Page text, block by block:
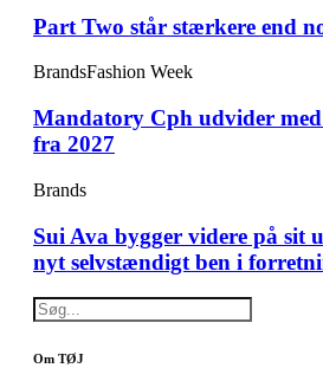
Part Two står stærkere end
BrandsFashion Week
Mandatory Cph udvider
fra 2027
Brands
Sui Ava bygger videre på sit
nyt selvstændigt ben i
Om TØJ